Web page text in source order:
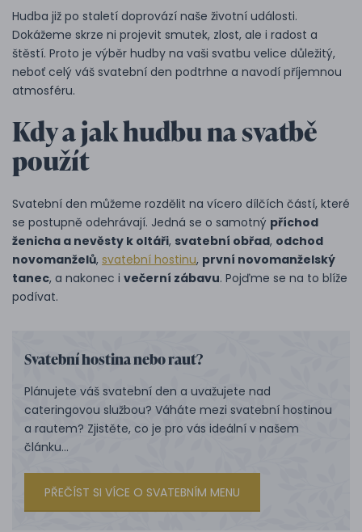
Hudba již po staletí doprovází naše životní události.
Dokážeme skrze ni projevit smutek, zlost, ale i radost a
štěstí. Proto je výběr hudby na vaši svatbu velice důležitý,
neboť celý váš svatební den podtrhne a navodí příjemnou
atmosféru.
Kdy a jak hudbu na svatbě
použít
Svatební den můžeme rozdělit na vícero dílčích částí, které
se postupně odehrávají. Jedná se o samotný příchod
ženicha a nevěsty k oltáři, svatební obřad, odchod
novomanželů, svatební hostinu, první novomanželský
tanec, a nakonec i večerní zábavu. Pojďme se na to blíže
podívat.
Svatební hostina nebo raut?
Plánujete váš svatební den a uvažujete nad
cateringovou službou? Váháte mezi svatební hostinou
a rautem? Zjistěte, co je pro vás ideální v našem
článku...
PŘEČÍST SI VÍCE O SVATEBNÍM MENU